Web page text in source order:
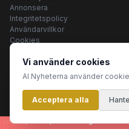
Annonsera
Integritetspolicy
Användarvillkor
Cookies
© 2026 AI Nyheterna •
Innehållet
Vi använder cookies
AI Nyheterna använder
Acceptera alla
bilder, rubriker - genereras